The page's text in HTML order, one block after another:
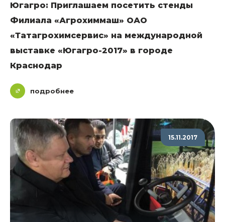
Югагро: Приглашаем посетить стенды
Филиала «Агрохиммаш» ОАО
«Татагрохимсервис» на международной
выставке «Югагро-2017» в городе
Краснодар
подробнее
15.11.2017